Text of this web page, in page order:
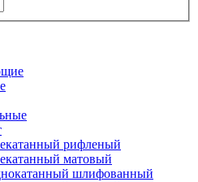
рифленый
матовый
шлифованный